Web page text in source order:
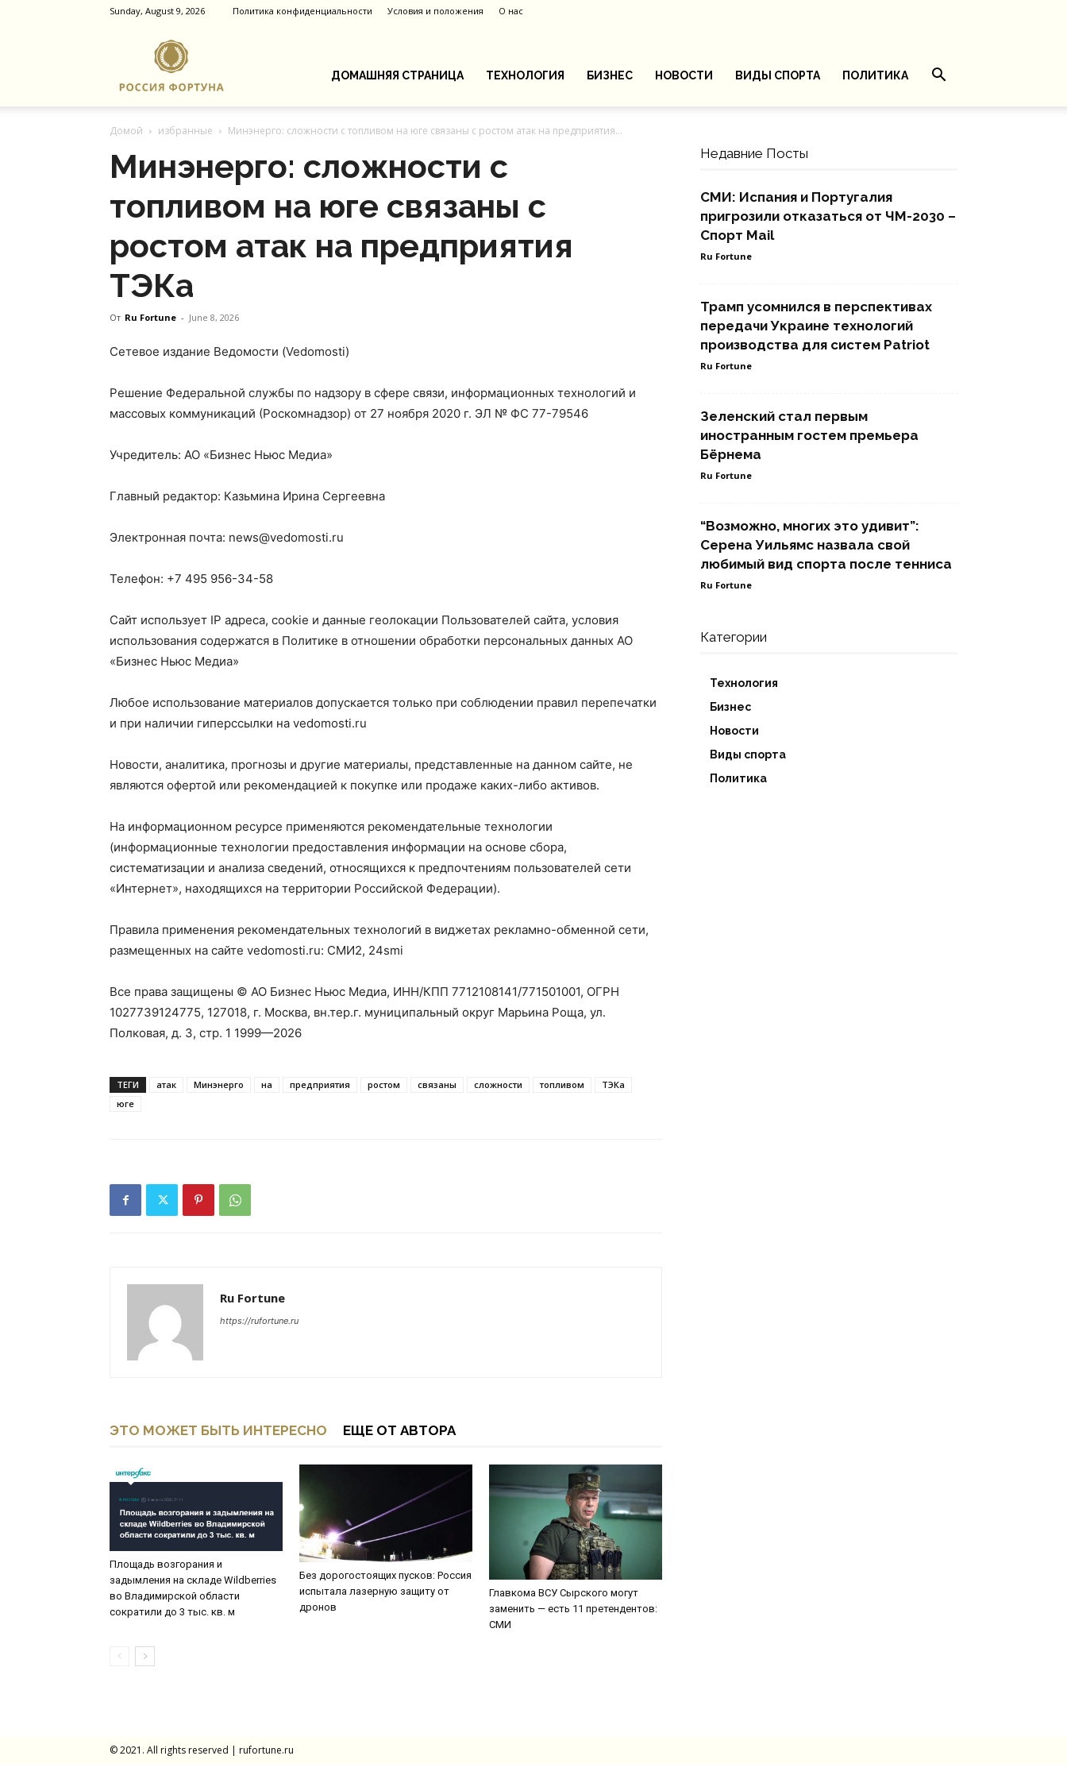
Sunday, August 9, 2026 Политика конфиденциальности Условия и положения О нас
ДОМАШНЯЯ СТРАНИЦА ТЕХНОЛОГИЯ БИЗНЕС НОВОСТИ ВИДЫ СПОРТА ПОЛИТИКА
Домой избранные Минэнерго: сложности с топливом на юге связаны с ростом атак на предприятия...
Минэнерго: сложности с
топливом на юге связаны с
ростом атак на предприятия
ТЭКа
От Ru Fortune - June 8, 2026
Сетевое издание Ведомости (Vedomosti)
Решение Федеральной службы по надзору в сфере связи, информационных технологий и
массовых коммуникаций (Роскомнадзор) от 27 ноября 2020 г. ЭЛ № ФС 77-79546
Учредитель: АО «Бизнес Ньюс Медиа»
Главный редактор: Казьмина Ирина Сергеевна
Электронная почта: news@vedomosti.ru
Телефон: +7 495 956-34-58
Сайт использует IP адреса, cookie и данные геолокации Пользователей сайта, условия
использования содержатся в Политике в отношении обработки персональных данных АО
«Бизнес Ньюс Медиа»
Любое использование материалов допускается только при соблюдении правил перепечатки
и при наличии гиперссылки на vedomosti.ru
Новости, аналитика, прогнозы и другие материалы, представленные на данном сайте, не
являются офертой или рекомендацией к покупке или продаже каких-либо активов.
На информационном ресурсе применяются рекомендательные технологии
(информационные технологии предоставления информации на основе сбора,
систематизации и анализа сведений, относящихся к предпочтениям пользователей сети
«Интернет», находящихся на территории Российской Федерации).
Правила применения рекомендательных технологий в виджетах рекламно-обменной сети,
размещенных на сайте vedomosti.ru: СМИ2, 24smi
Все права защищены © АО Бизнес Ньюс Медиа, ИНН/КПП 7712108141/771501001, ОГРН
1027739124775, 127018, г. Москва, вн.тер.г. муниципальный округ Марьина Роща, ул.
Полковая, д. 3, стр. 1 1999—2026
ТЕГИ атак Минэнерго на предприятия ростом связаны сложности топливом
ТЭКа
юге
Ru Fortune
https://rufortune.ru
ЭТО МОЖЕТ БЫТЬ ИНТЕРЕСНО ЕЩЕ ОТ АВТОРА
Площадь возгорания и
задымления на складе Wildberries
во Владимирской области
сократили до 3 тыс. кв. м
Без дорогостоящих пусков: Россия
испытала лазерную защиту от
дронов
Главкома ВСУ Сырского могут
заменить — есть 11 претендентов:
СМИ
Недавние Посты
СМИ: Испания и Португалия
пригрозили отказаться от ЧМ-2030 –
Спорт Mail
Ru Fortune
Трамп усомнился в перспективах
передачи Украине технологий
производства для систем Patriot
Ru Fortune
Зеленский стал первым
иностранным гостем премьера
Бёрнема
Ru Fortune
“Возможно, многих это удивит”:
Серена Уильямс назвала свой
любимый вид спорта после тенниса
Ru Fortune
Категории
Технология
Бизнес
Новости
Виды спорта
Политика
© 2021. All rights reserved | rufortune.ru